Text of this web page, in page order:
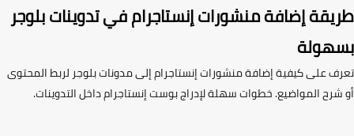
إضافة منشورات إنستاجرام في تدوينات بلوجر
على كيفية إضافة منشورات إنستاجرام إلى مدونات بلوجر لربط المحتوى
المواضيع. خطوات سهلة لإدراج بوست إنستاجرام داخل التدوينات.